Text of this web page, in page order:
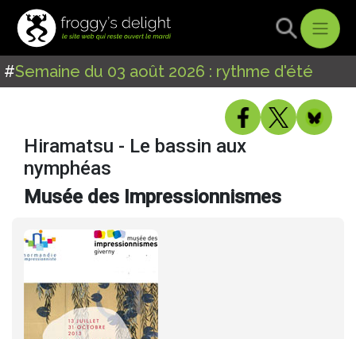
#Semaine du 03 août 2026 : rythme d'été
Hiramatsu - Le bassin aux
nymphéas
Musée des Impressionnismes